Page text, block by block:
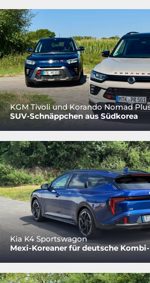
KGM Tivoli und Korando Nomad
SUV-Schnäppchen aus Südkorea
Kia K4 Sportswagon
Mexi-Koreaner für deutsche